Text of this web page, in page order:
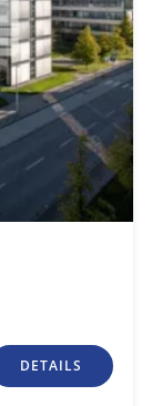
DETAILS